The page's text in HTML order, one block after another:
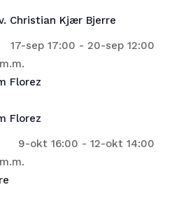
Christian Kjær Bjerre
17-sep 17:00 -20-sep 12:00
Florez
Florez
9-okt 16:00 -12-okt 14:00